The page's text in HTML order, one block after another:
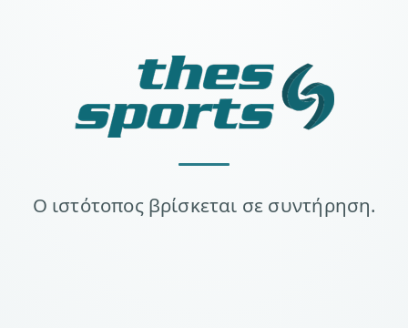
Ο ιστότοπος βρίσκεται σε συντήρηση.